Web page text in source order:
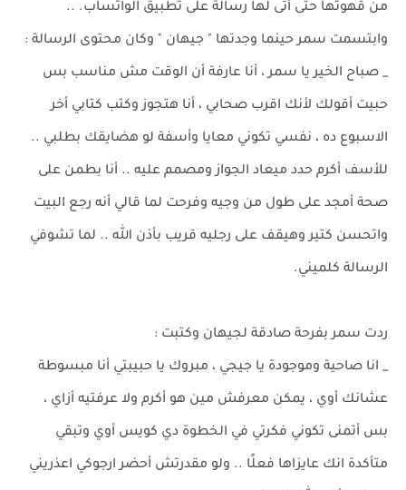
من قهوتها حتى أتى لها رسالة على تطبيق الواتساب. ..
وابتسمت سمر حينما وجدتها " جيهان " وكان محتوى الرسالة :
_ صباح الخير يا سمر ، أنا عارفة أن الوقت مش مناسب بس
حبيت أقولك لأنك اقرب صحابي ، أنا هتجوز وكتب كتابي أخر
الاسبوع ده ، نفسي تكوني معايا وأسفة لو هضايقك بطلبي ..
للأسف أكرم حدد ميعاد الجواز ومصمم عليه .. أنا بطمن على
صحة أمجد على طول من وجيه وفرحت لما قالي أنه رجع البيت
واتحسن كتير وهيقف على رجليه قريب بأذن الله .. لما تشوفي
الرسالة كلميني.
ردت سمر بفرحة صادقة لجيهان وكتبت :
_ انا صاحية وموجودة يا جيجي ، مبروك يا حبيبتي أنا مبسوطة
عشانك أوي ، يمكن معرفش مين هو أكرم ولا عرفتيه أزاي ،
بس أتمنى تكوني فكرتي في الخطوة دي كويس أوي وتبقي
متأكدة انك عايزاها فعلًا .. ولو مقدرتش أحضر ارجوكي اعذريني